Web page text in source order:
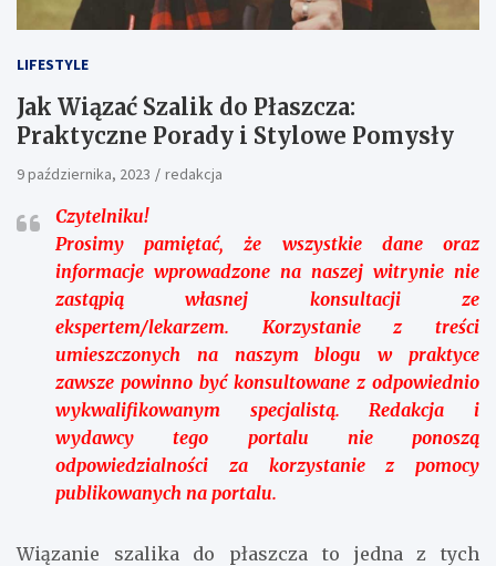
LIFESTYLE
Jak Wiązać Szalik do Płaszcza:
Praktyczne Porady i Stylowe Pomysły
9 października, 2023 redakcja
Czytelniku!
Prosimy pamiętać, że wszystkie dane oraz
informacje wprowadzone na naszej witrynie nie
zastąpią własnej konsultacji ze
ekspertem/lekarzem. Korzystanie z treści
umieszczonych na naszym blogu w praktyce
zawsze powinno być konsultowane z odpowiednio
wykwalifikowanym specjalistą. Redakcja i
wydawcy tego portalu nie ponoszą
odpowiedzialności za korzystanie z pomocy
publikowanych na portalu.
Wiązanie szalika do płaszcza to jedna z tych